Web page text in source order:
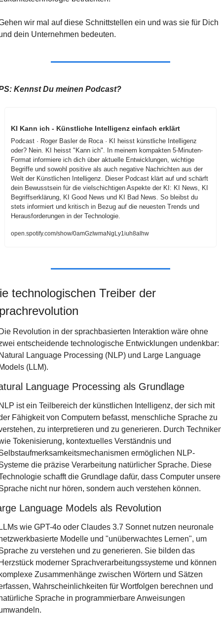
wir mal auf diese Schnittstellen ein und was sie für Dich
dein Unternehmen bedeuten.
Kennst Du meinen Podcast?
KI Kann ich - Künstliche Intelligenz einfach erklärt
Podcast · Roger Basler de Roca · KI heisst künstliche Intelligenz
oder? Nein. KI heisst "Kann ich". In meinem kompakten 5-Minuten-
Format informiere ich dich über aktuelle Entwicklungen, wichtige
Begriffe und sowohl positive als auch negative Nachrichten aus der
Welt der Künstlichen Intelligenz. Dieser Podcast klärt auf und schärft
dein Bewusstsein für die vielschichtigen Aspekte der KI: KI News, KI
Begriffserklärung, KI Good News und KI Bad News. So bleibst du
stets informiert und kritisch in Bezug auf die neuesten Trends und
Herausforderungen in der Technologie.
open.spotify.com/show/0amGzIwmaNgLy1iuh8alhw
technologischen Treiber der
Revolution in der sprachbasierten Interaktion wäre ohne
entscheidende technologische Entwicklungen undenkbar:
Language Processing (NLP) und Large Language
(LLM).
Language Processing als Grundlage
ist ein Teilbereich der künstlichen Intelligenz, der sich mit
Fähigkeit von Computern befasst, menschliche Sprache zu
zu interpretieren und zu generieren. Durch
Tokenisierung, kontextuelles Verständnis und
ermöglichen NLP-
die präzise Verarbeitung natürlicher Sprache. Diese
schafft die Grundlage dafür, dass Computer unsere
nicht nur hören, sondern auch verstehen können.
Language Models als Revolution
wie GPT-4o oder Claudes 3.7 Sonnet nutzen neuronale
Modelle und "unüberwachtes Lernen", um
zu verstehen und zu generieren. Sie bilden das
moderner Sprachverarbeitungssysteme und können
Zusammenhänge zwischen Wörtern und Sätzen
Wahrscheinlichkeiten für Wortfolgen berechnen und
Sprache in programmierbare Anweisungen